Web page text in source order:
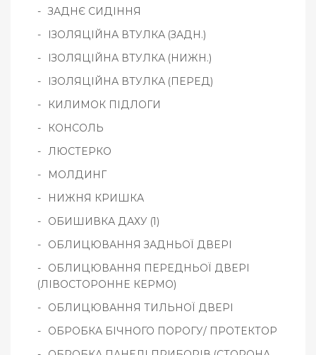
ЗАДНЄ СИДІННЯ
ІЗОЛЯЦІЙНА ВТУЛКА (ЗАДН.)
ІЗОЛЯЦІЙНА ВТУЛКА (НИЖН.)
ІЗОЛЯЦІЙНА ВТУЛКА (ПЕРЕД)
КИЛИМОК ПІДЛОГИ
КОНСОЛЬ
ЛЮСТЕРКО
МОЛДИНГ
НИЖНЯ КРИШКА
ОБИШИВКА ДАХУ (1)
ОБЛИЦЮВАННЯ ЗАДНЬОЇ ДВЕРІ
ОБЛИЦЮВАННЯ ПЕРЕДНЬОЇ ДВЕРІ
(ЛІВОСТОРОННЕ КЕРМО)
ОБЛИЦЮВАННЯ ТИЛЬНОЇ ДВЕРІ
ОБРОБКА БІЧНОГО ПОРОГУ/ ПРОТЕКТОР